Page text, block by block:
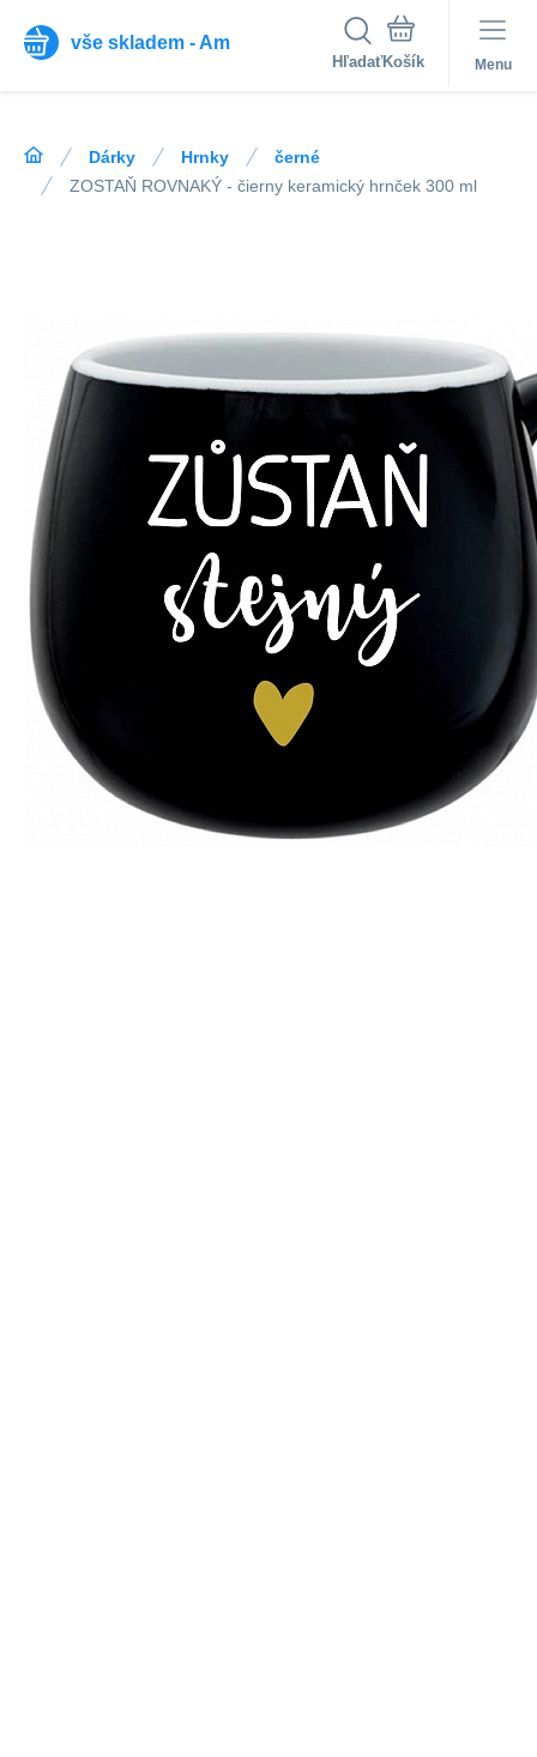
vše skladem - Am
Hľadať Menu
Dárky Hrnky
černé
ZOSTAŇ ROVNAKÝ - čierny keramický hrnček 300 ml